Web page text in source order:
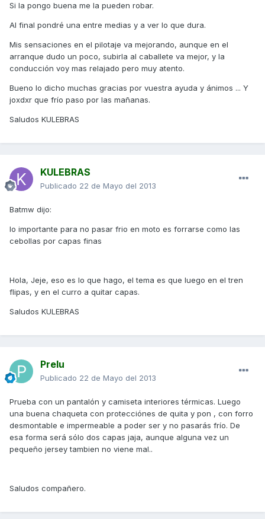
Si la pongo buena me la pueden robar.
Al final pondré una entre medias y a ver lo que dura.
Mis sensaciones en el pilotaje va mejorando, aunque en el
arranque dudo un poco, subirla al caballete va mejor, y la
conducción voy mas relajado pero muy atento.
Bueno lo dicho muchas gracias por vuestra ayuda y ánimos ... Y
joxdxr que frío paso por las mañanas.
Saludos KULEBRAS
KULEBRAS
Publicado 22 de Mayo del 2013
Batmw dijo:
lo importante para no pasar frio en moto es forrarse como las
cebollas por capas finas
Hola, Jeje, eso es lo que hago, el tema es que luego en el tren
flipas, y en el curro a quitar capas.
Saludos KULEBRAS
Prelu
Publicado 22 de Mayo del 2013
Prueba con un pantalón y camiseta interiores térmicas. Luego
una buena chaqueta con protecciónes de quita y pon , con forro
desmontable e impermeable a poder ser y no pasarás frío. De
esa forma será sólo dos capas jaja, aunque alguna vez un
pequeño jersey tambien no viene mal..
Saludos compañero.